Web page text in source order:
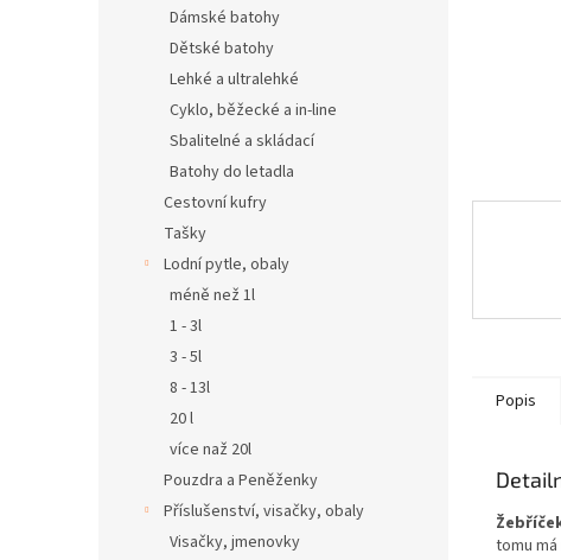
Dámské batohy
Dětské batohy
Lehké a ultralehké
Cyklo, běžecké a in-line
Sbalitelné a skládací
Batohy do letadla
Cestovní kufry
Tašky
Lodní pytle, obaly
méně než 1l
1 - 3l
3 - 5l
8 - 13l
20 l
více naž 20l
Pouzdra a Peněženky
Příslušenství, visačky, obaly
Visačky, jmenovky
Popis
tomu